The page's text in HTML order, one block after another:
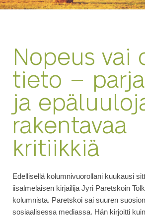
Nopeus vai
tieto –
ja
rakentavaa
kritiikkiä
Edellisellä kolumnivuorollani kuukausi
iisalmelaisen kirjailija Jyri Paretskoin
kolumnista. Paretskoi sai suuren
sosiaalisessa mediassa. Hän kirjoitti